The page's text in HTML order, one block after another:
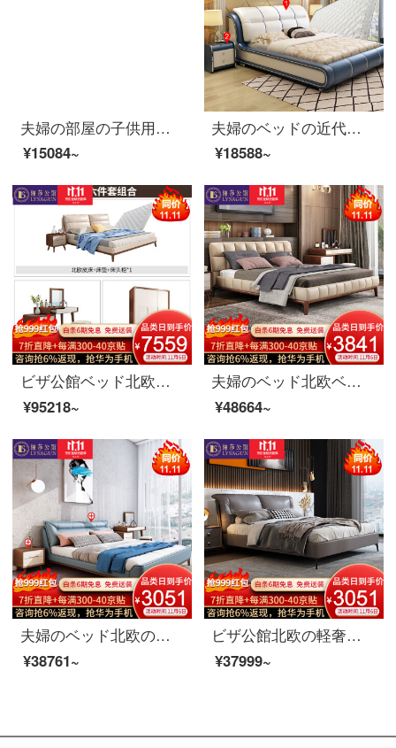
夫婦の部屋の子供用ベッド洋式イングランドベッド男女シングルベッドの青少年学生用ベッド家具8301列の骨格ベッド1500*2000
¥15084~
夫婦のベッドの近代的なベッドの皮のベッドの本当の木のダブルベッドの1.8メートルの寝室の柔らかいベッドの高箱の結婚するベッドの家具の宝藍色の1.8 M列の骨格のベッド+マットレス+マットレス+マットレス*1
¥18588~
ビザ公館ベッド北欧実木ベッド真皮ダブルベッド1.8メートルベッドルーム婚床家具寝室三点セット+化粧台/腰掛け+三門クローゼット1.8 Mベッド
¥95218~
夫婦のベッド北欧ベッドの実木のダブルベッド1.8メートル現代簡単なベッドルームの皮芸ベッドの家具のベッド+マットレス+マットレスの1つ1800*2000
¥48664~
夫婦のベッド北欧の木のベッド真皮のダブルベッド1.8メートルのベッドルームの簡単な結婚式ベッドの逸品の家具のベッド+ベッドの頭の戸棚*1 1800*2000
¥38761~
ビザ公館北欧の軽奢な真皮ベッド現代簡単なダブルベッドの主な寝室の逸品家具1.8 m真皮の寝床層の本物の牛皮（半皮）+落葉松内棚+アップグレード版の骨組み
¥37999~